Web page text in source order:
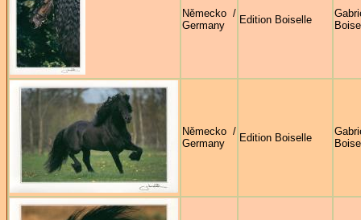
Německo /
Germany
Edition Boiselle
Německo /
Germany
Edition Boiselle